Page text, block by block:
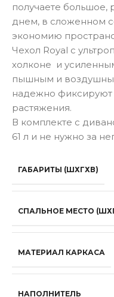
получаете большое,
днем, в сложенном
экономию
Чехол Royal с
холконе и
пышным и
надежно фиксируют
растяжения.
В комплекте с
61 л и не нужно за
ГАБАРИТЫ (ШХГХВ)
СПАЛЬНОЕ МЕСТО
МАТЕРИАЛ КАРКАСА
НАПОЛНИТЕЛЬ